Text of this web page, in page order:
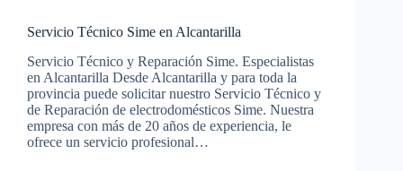
Servicio Técnico Sime en Alcantarilla
Servicio Técnico y Reparación Sime. Especialistas
en Alcantarilla Desde Alcantarilla y para toda la
provincia puede solicitar nuestro Servicio Técnico y
de Reparación de electrodomésticos Sime. Nuestra
empresa con más de 20 años de experiencia, le
ofrece un servicio profesional…